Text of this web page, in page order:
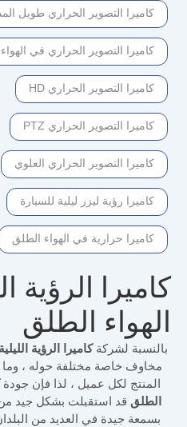
كاميرا التصوير الحراري طويل
كاميرا التصوير الحراري في
كاميرا التصوير الحراري HD
كاميرا التصوير الحراري PTZ
كاميرا التصوير الحراري العلوي
كاميرا رؤية ليزر ليلية للسيارة
كاميرا حرارية في الهواء الطلق
كاميرا الرؤية
الهواء الطلق
بالنسبة لشركةكاميرا الرؤية
مخاوف خاصة مختلفة حوله ، وما
المنتج لكل عميل ، لذا فإن جودة
الطلق قد استقبلت بشكل جيد من
بسمعة جيدة في العديد من